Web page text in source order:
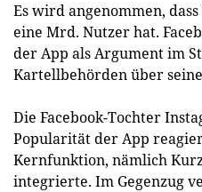
Es wird angenommen,
eine Mrd. Nutzer hat.
der App als Argument im
Kartellbehörden über
Die Facebook-Tochter
Popularität der App
Kernfunktion, nämlich
integrierte. Im Gegenzug